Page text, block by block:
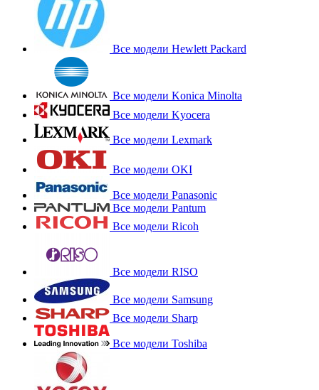
Все модели Hewlett Packard
Все модели Konica Minolta
Все модели Kyocera
Все модели Lexmark
Все модели OKI
Все модели Panasonic
Все модели Pantum
Все модели Ricoh
Все модели RISO
Все модели Samsung
Все модели Sharp
Все модели Toshiba